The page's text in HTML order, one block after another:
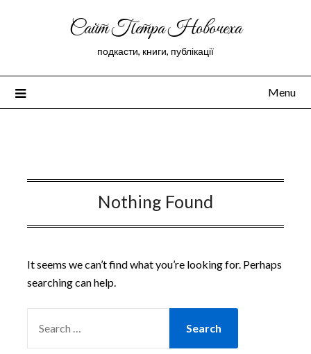
Сайт Петра Новочеха
подкасти, книги, публікації
Menu
Nothing Found
It seems we can’t find what you’re looking for. Perhaps
searching can help.
FOR: